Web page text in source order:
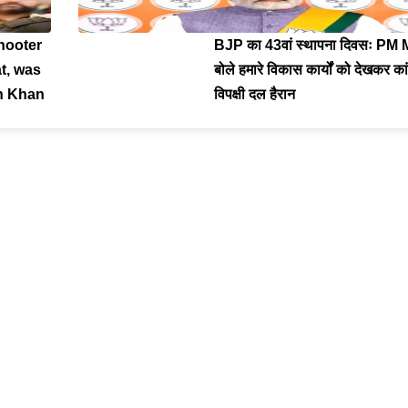
was
Khan
BJP का 43वां स्थापना दिवसः PM
बोले हमारे विकास कार्यों को देखकर
विपक्षी दल हैरान